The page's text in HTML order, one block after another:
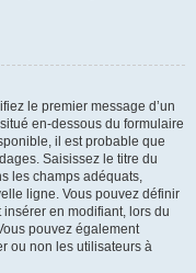
le premier message d’un
en-dessous du formulaire
il est probable que
Saisissez le titre du
les champs adéquats,
ligne. Vous pouvez définir
insérer en modifiant, lors du
pouvez également
ou non les utilisateurs à